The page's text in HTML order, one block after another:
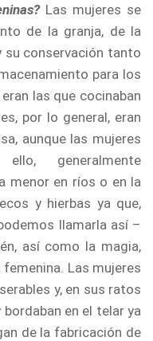
Las mujeres se
de la granja, de la
conservación tanto
para los
las que cocinaban
por lo general, eran
aunque las mujeres
generalmente
menor en ríos o en la
y hierbas ya que,
llamarla así –
así como la magia,
Las mujeres
y, en sus ratos
en el telar ya
de la fabricación de